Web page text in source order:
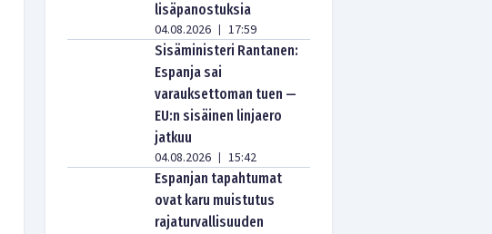
lisäpanostuksia
04.08.2026 | 17:59
Sisäministeri Rantanen:
Espanja sai
varauksettoman tuen —
EU:n sisäinen linjaero
jatkuu
04.08.2026 | 15:42
Espanjan tapahtumat
ovat karu muistutus
rajaturvallisuuden